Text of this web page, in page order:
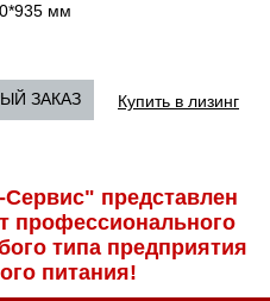
мм
Купить в лизинг
ЗАКАЗ
представлен
профессиональ­ного
типа предприятия
питания!